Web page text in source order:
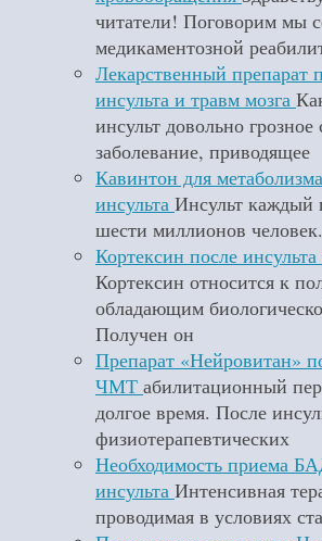
читатели! Поговорим мы
медикаментозной
Лекарственный препарат
инсульта и травм мозга
инсульт довольно грозное
заболевание, приводящее
Кавинтон для
инсульта Инсульт каждый
шести миллионов
Кортексин после
Кортексин относится к
обладающим
Получен он
Препарат «Нейровитан»
ЧМТ абилитационный
долгое время. После
физиотерапевтических
Необходимость приема
инсульта Интенсивная
проводимая в условиях